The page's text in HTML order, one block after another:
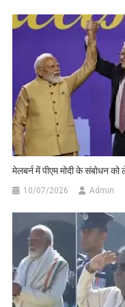
मेलबर्न में पीएम मोदी के संबोधन
10/07/2026 Admin